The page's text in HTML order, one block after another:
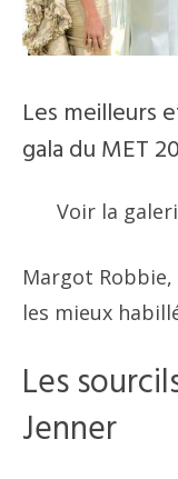
Les meilleurs
gala du MET
Voir la
Margot
les mieux
Les
Jenner